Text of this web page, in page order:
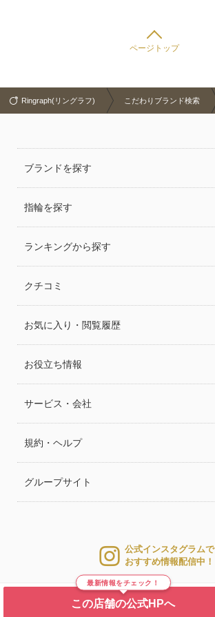
最新情報をチェック！
この店舗の公式HPへ
ページトップ
Ringraph(リングラフ) こだわりブランド検索
ブランドを探す
指輪を探す
ランキングから探す
クチコミ
お気に入り・閲覧履歴
お役立ち情報
サービス・会社
規約・ヘルプ
グループサイト
公式インスタグラムで
おすすめ情報配信中！
© 2026 WEDDING PARK CO.,LTD.